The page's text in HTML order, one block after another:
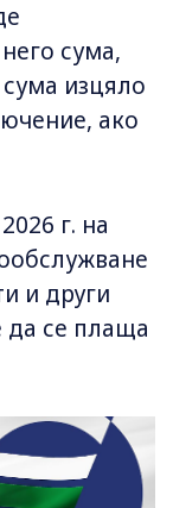
сума,
изцяло
ако
г. на
и други
да се плаща